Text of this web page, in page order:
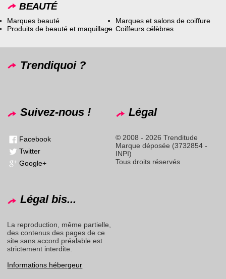
BEAUTÉ
Marques beauté
Produits de beauté et maquillage
Marques et salons de coiffure
Coiffeurs célèbres
Trendiquoi ?
Suivez-nous !
Facebook
Twitter
Google+
Légal
© 2008 - 2026 Trenditude
Marque déposée (3732854 -
INPI)
Tous droits réservés
Légal bis...
La reproduction, même partielle,
des contenus des pages de ce
site sans accord préalable est
strictement interdite.
Informations hébergeur